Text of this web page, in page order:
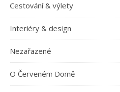
Cestování & výlety
Interiéry & design
Nezařazené
O Červeném Domě